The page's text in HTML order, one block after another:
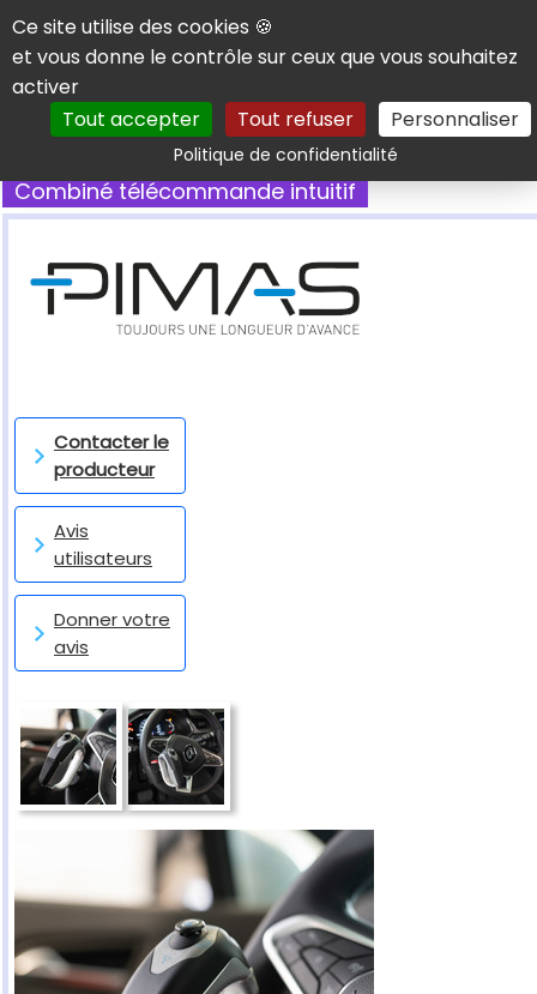
Panneau de gestion des cookies
Ce site utilise des cookies 🍪
et vous donne le contrôle sur ceux que vous souhaitez
activer
Tout accepter
Tout refuser Personnaliser
Politique de confidentialitéRechercher
Combiné télécommande intuitif
Contacter le
producteur
Avis
utilisateurs
Donner votre
avis